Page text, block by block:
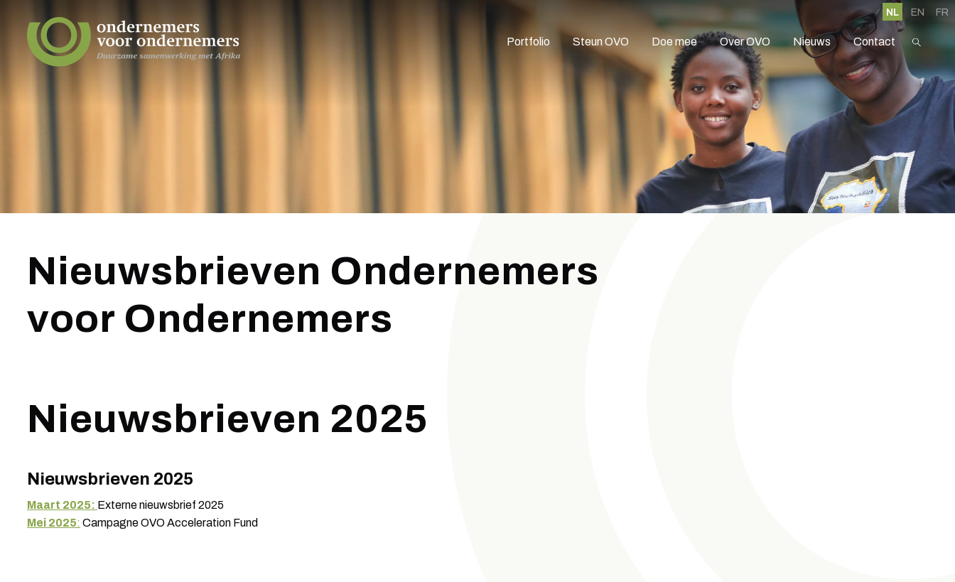
NL EN FR
Portfolio Steun OVO Doe mee Over OVO Nieuws Contact
Nieuwsbrieven Ondernemers
voor Ondernemers
Nieuwsbrieven 2025
Nieuwsbrieven 2025
Maart 2025: Externe nieuwsbrief 2025
Mei 2025: Campagne OVO Acceleration Fund